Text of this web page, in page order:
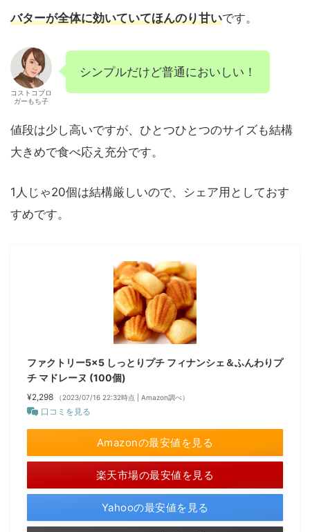
バターが全体に効いていてほんのり甘いです。
コストコブロ
ガーもち子
シンプルだけど普通においしい！
値段は少し高いですが、ひとつひとつのサイズも結構
大きめで食べ応え充分です。
1人じゃ20個は結構厳しいので、シェア用としておす
すめです。
ファクトリー5×5 しっとりプチ フィナンシェ＆ふんわりプ
チ マドレーヌ (100個)
¥2,298 （2023/07/16 22:32時点 | Amazon調べ）
口コミを見る
Amazonの最安値を見る
楽天市場の最安値を見る
Yahooの最安値を見る